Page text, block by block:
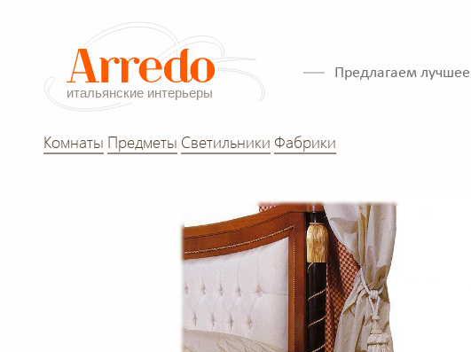
Предлагаем лучшее
Комнаты Предметы Светильники Фабрики